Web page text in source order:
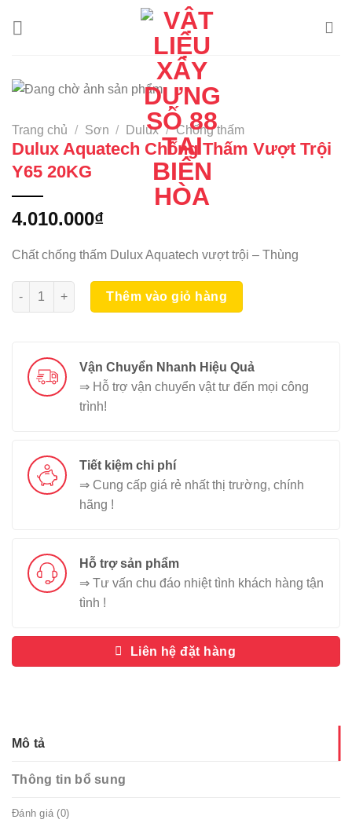
Trang chủ / Sơn / Dulux / Chống thấm
Dulux Aquatech Chống Thấm Vượt Trội
Y65 20KG
4.010.000₫
Chất chống thấm Dulux Aquatech vượt trội – Thùng
Dulux Aquatech Chống Thấm Vượt Trội Y65 20KG số lượng
Thêm vào giỏ hàng
Vận Chuyển Nhanh Hiệu Quả
⇒ Hỗ trợ vận chuyển vật tư đến mọi công
trình!
Tiết kiệm chi phí
⇒ Cung cấp giá rẻ nhất thị trường, chính
hãng !
Hỗ trợ sản phẩm
⇒ Tư vấn chu đáo nhiệt tình khách hàng tận
tình !
Liên hệ đặt hàng
Mô tả
Thông tin bổ sung
Đánh giá (0)